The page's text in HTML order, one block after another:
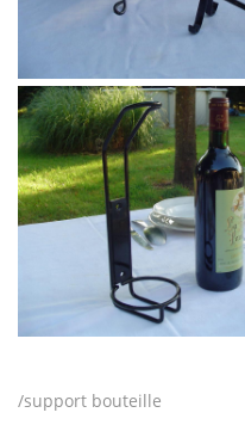
15
/support bouteille